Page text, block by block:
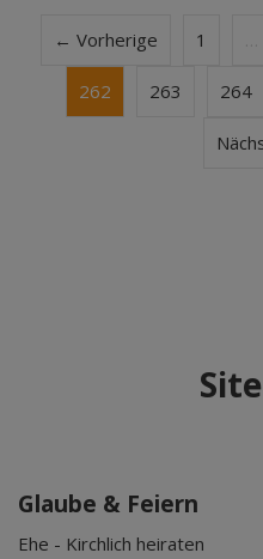
← Vorherige 1
262 263 264
Glaube & Feiern
Ehe - Kirchlich heiraten